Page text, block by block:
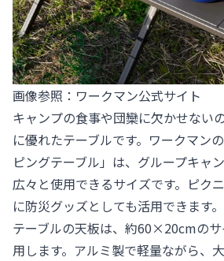
画像参照： ワークマン公式サイト
キャンプの食事や団欒に欠かせない
に優れたテーブルです。ワークマン
ピングテーブル」は、グループキャ
広々と使用できるサイズです。ピク
に防災グッズとしても活用できます。
テーブルの天板は、約60×20cmの
用します。アルミ製で軽量ながら、